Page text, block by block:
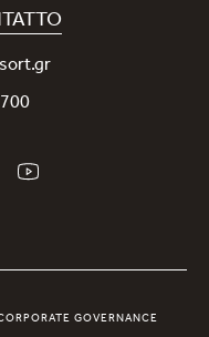
GOVERNANCE